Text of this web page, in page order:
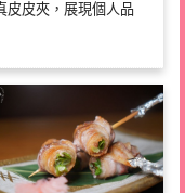
皮皮夾，展現個人品